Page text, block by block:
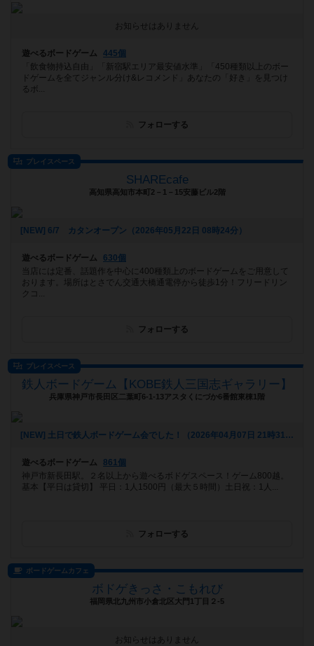
お知らせはありません
遊べるボードゲーム
445個
「飲食物持込自由」「新宿駅エリア最安値水準」「450種類以上のボー
ドゲームを全てジャンル分け&レコメンド」あなたの「好き」を見つけ
るボ...
フォローする
プレイスペース
SHAREcafe
高知県高知市本町2－1－15安藤ビル2階
[NEW] 6/7 カタンオープン（2026年05月22日 08時24分）
遊べるボードゲーム
630個
当店には定番、話題作を中心に400種類上のボードゲームをご用意して
おります。場所はとさでん交通大橋通電停から徒歩1分！フリードリン
クコ...
フォローする
プレイスペース
鉄人ボードゲーム【KOBE鉄人三国志ギャラリー】
兵庫県神戸市長田区二葉町6-1-13アスタくにづか6番館東棟1階
[NEW] 土日で鉄人ボードゲーム会でした！（2026年04月07日 21時31分）
遊べるボードゲーム
861個
神戸市新長田駅。２名以上から遊べるボドゲスペース！ゲーム800越。
基本【平日は貸切】 平日：1人1500円（最大５時間）土日祝：1人...
フォローする
ボードゲームカフェ
ボドゲきっさ・こもれび
福岡県北九州市小倉北区大門1丁目２-5
お知らせはありません